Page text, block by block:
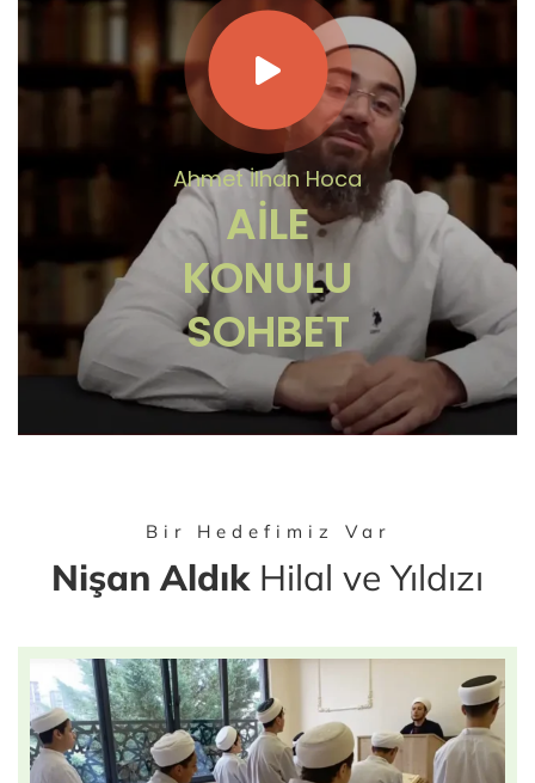
Ahmet İlhan Hoca
AILE
KONULU
SOHBET
Bir Hedefimiz Var
Nişan AldıkHilal ve Yıldızı